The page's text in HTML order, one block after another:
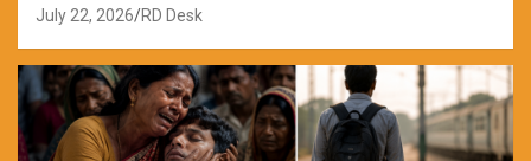
July 22, 2026 RD Desk